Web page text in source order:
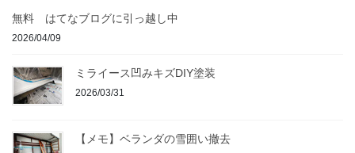
無料 はてなブログに引っ越し中
2026/04/09
ミライース凹みキズDIY塗装
2026/03/31
【メモ】ベランダの雪囲い撤去